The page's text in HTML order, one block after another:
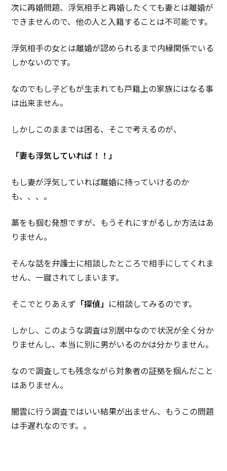
次に再婚問題、浮気相手と再婚したくても妻とは離婚が
できませんので、他の人と入籍することは不可能です。
浮気相手の女とは離婚が認められるまで内縁関係でいる
しかないのです。
なのでもし子どもが生まれても戸籍上の家族にはなる事
は出来ません。
しかしこのままでは困る、そこで考えるのが、
「妻も浮気していれば！！」
もし妻が浮気していれば離婚に持っていけるのか
も、、、。
藁をも掴む発想ですが、もうそれにすがるしか方法はあ
りません。
そんな話を弁護士に相談したところで相手にしてくれま
せん、一蹴されてしまいます。
そこでとりあえず 「探偵」 に相談してみるのです。
しかし、このような調査は別居中なので状況が全く分か
りませんし、本当に別に男がいるのかは分かりません。
なので調査しても残念ながら対象者の証拠を掴んだこと
はありません。
闇雲に行う調査ではいい結果が出ません、もうこの問題
は手遅れなのです。。